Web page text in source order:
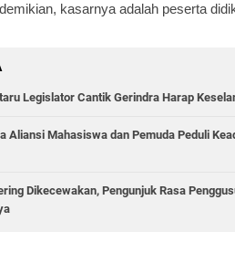
kasarnya adalah peserta
Legislator Cantik Gerindra Harap
Aliansi Mahasiswa dan Pemuda Peduli
Dikecewakan, Pengunjuk Rasa